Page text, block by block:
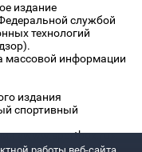
издание
службой
технологий
массовой информации
издания
спортивный
«www.sportbox.ru»: